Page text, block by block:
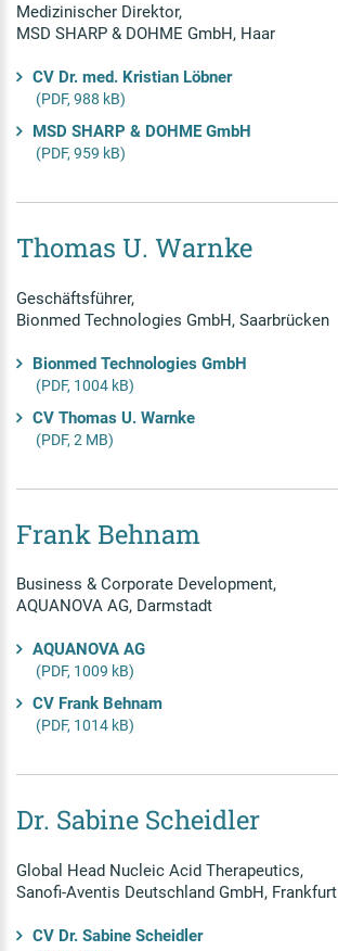
Medizinischer Direktor,
MSD SHARP & DOHME GmbH, Haar
CV Dr. med. Kristian Löbner
(PDF, 988 kB)
MSD SHARP & DOHME GmbH
(PDF, 959 kB)
Thomas U. Warnke
Geschäftsführer,
Bionmed Technologies GmbH, Saarbrücken
Bionmed Technologies GmbH
(PDF, 1004 kB)
CV Thomas U. Warnke
(PDF, 2 MB)
Frank Behnam
Business & Corporate Development,
AQUANOVA AG, Darmstadt
AQUANOVA AG
(PDF, 1009 kB)
CV Frank Behnam
(PDF, 1014 kB)
Dr. Sabine Scheidler
Global Head Nucleic Acid Therapeutics,
Sanofi-Aventis Deutschland GmbH, Frankfurt
CV Dr. Sabine Scheidler